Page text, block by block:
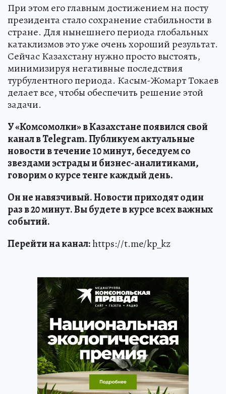
При этом его главным достижением на посту
президента стало сохранение стабильности в
стране. Для нынешнего периода глобальных
катаклизмов это уже очень хороший результат.
Сейчас Казахстану нужно просто выстоять,
минимизируя негативные последствия
турбулентного периода. Касым-Жомарт Токаев
делает все, чтобы обеспечить решение этой
задачи.
У «Комсомолки» в Казахстане появился свой
канал в Telegram. Публикуем актуальные
новости в течение 10 минут, беседуем со
звездами эстрады и бизнес-аналитиками,
говорим о курсе тенге каждый день.
Он не навязчивый. Новости приходят один
раз в 20 минут. Вы будете в курсе всех важных
событий.
Перейти на канал:https://t.me/kp_kz